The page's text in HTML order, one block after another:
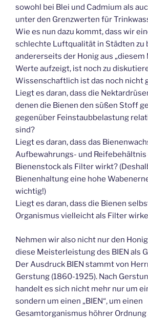
sowohl bei Blei und Cadmium als
unter den Grenzwerten für
Wie es nun dazu kommt, dass wir
schlechte Luftqualität in Städten zu
andererseits der Honig aus „diesem
Werte aufzeigt, ist noch zu
Wissenschaftlich ist das noch nicht
Liegt es daran, dass die
denen die Bienen den süßen Stoff
gegenüber Feinstaubbelastung
sind?
Liegt es daran, dass das
Aufbewahrungs- und Reifebehältnis
Bienenstock als Filter wirkt?
Bienenhaltung eine hohe
wichtig!)
Liegt es daran, dass die Bienen
Organismus vielleicht als Filter
Nehmen wir also nicht nur den
diese Meisterleistung des BIEN als
Der Ausdruck BIEN stammt von
Gerstung (1860-1925). Nach
handelt es sich nicht mehr nur um
sondern um einen „BIEN“, um einen
Gesamtorganismus höhrer Ordnung